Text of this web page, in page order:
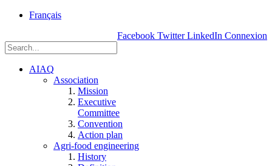
Français
Facebook Twitter LinkedIn Connexion
AIAQ
Association
Mission
Executive
Committee
Convention
Action plan
Agri-food engineering
History
Einstein, Québec
G1P